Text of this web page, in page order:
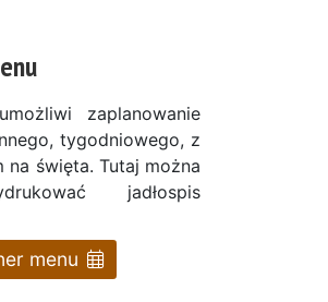
zaplanowanie
tygodniowego, z
na święta. Tutaj można
jadłospis
menu